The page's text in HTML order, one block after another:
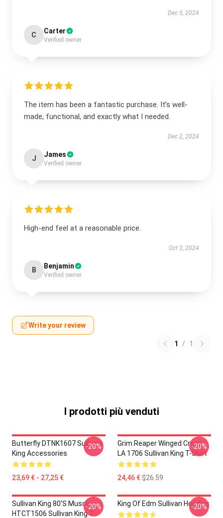
Dec 5, 2024
C Carter
Verified owner
The item has been a fantastic purchase. It’s well-
made, functional, and exactly what I needed.
Dec 2, 2024
J James
Verified owner
High-end feel at a reasonable price.
Oct 3, 2024
B Benjamin
Verified owner
Write your review
1 / 1
I prodotti più venduti
Butterfly DTNK1607 Sullivan
King Accessories
23,69 € - 27,25 €
-20%
Grim Reaper Winged Cross
LA 1706 Sullivan King T-Shirt
24,46 €$26.59
-20%
Sullivan King 80's Muscle
HTCT1506 Sullivan King T-
-20% King Of Edm Sullivan Hoodies
-20%